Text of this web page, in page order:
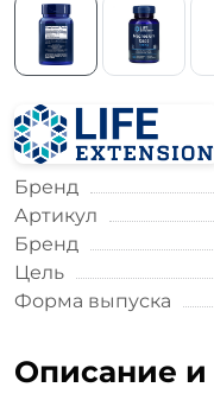
Бренд
Артикул
Бренд
Цель
Форма выпуска
Описание и